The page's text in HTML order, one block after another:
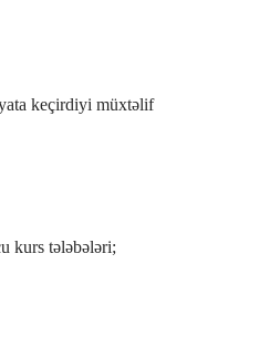
keçirdiyi müxtəlif
kurs tələbələri;